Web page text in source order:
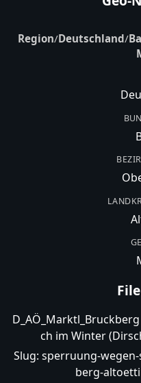
Region/Deutschland/
ch im Winter
Slug: sperruung-
berg-